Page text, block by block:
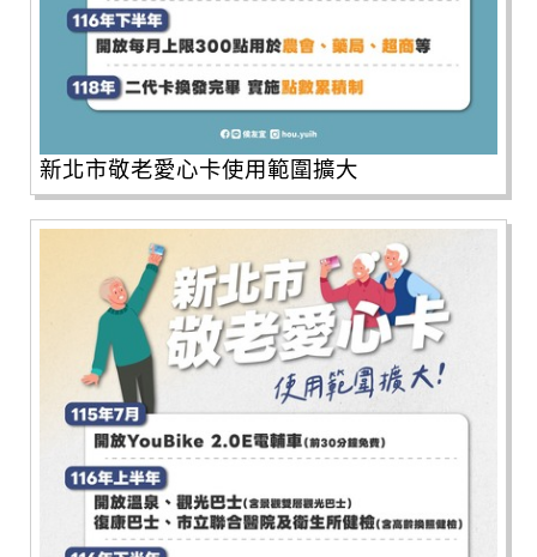
新北市敬老愛心卡使用範圍擴大